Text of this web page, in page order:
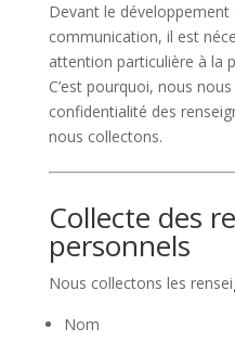
Devant le
communication, il est
attention particulière à la
C’est pourquoi, nous
confidentialité des
nous collectons.
Collecte des
personnels
Nous collectons les
Nom